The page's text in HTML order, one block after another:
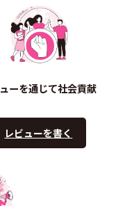
ーを通じて社会貢献
レビューを書く